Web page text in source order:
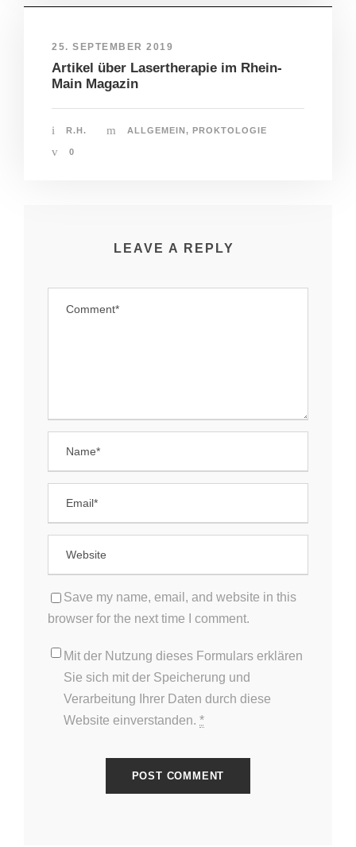
25. SEPTEMBER 2019
Artikel über Lasertherapie im Rhein-
Main Magazin
R.H. ALLGEMEIN, PROKTOLOGIE
0
LEAVE A REPLY
Save my name, email, and website in this
browser for the next time I comment.
Mit der Nutzung dieses Formulars erklären
Sie sich mit der Speicherung und
Verarbeitung Ihrer Daten durch diese
Website einverstanden. *